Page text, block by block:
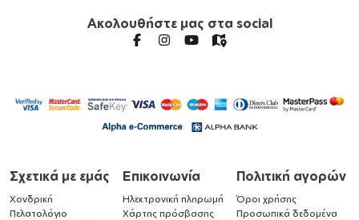
Ακολουθήστε μας στα social
Σχετικά με εμάς
Χονδρική
Πελατολόγιο
Επικοινωνία
Ηλεκτρονική πληρωμή
Χάρτης πρόσβασης
Πολιτική αγορών
Όροι χρήσης
Προσωπικά δεδομένα